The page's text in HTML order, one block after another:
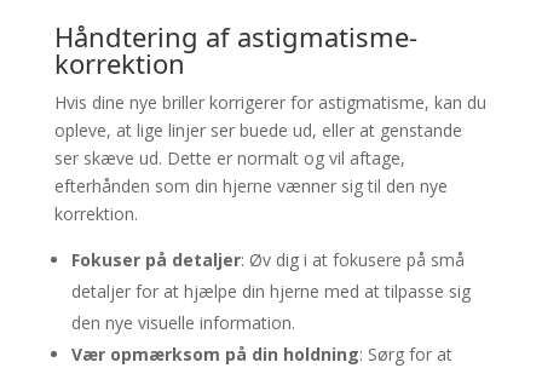
Håndtering af astigmatisme-
korrektion
Hvis dine nye briller korrigerer for astigmatisme, kan du
opleve, at lige linjer ser buede ud, eller at genstande
ser skæve ud. Dette er normalt og vil aftage,
efterhånden som din hjerne vænner sig til den nye
korrektion.
Fokuser på detaljer: Øv dig i at fokusere på små
detaljer for at hjælpe din hjerne med at tilpasse sig
den nye visuelle information.
Vær opmærksom på din holdning: Sørg for at